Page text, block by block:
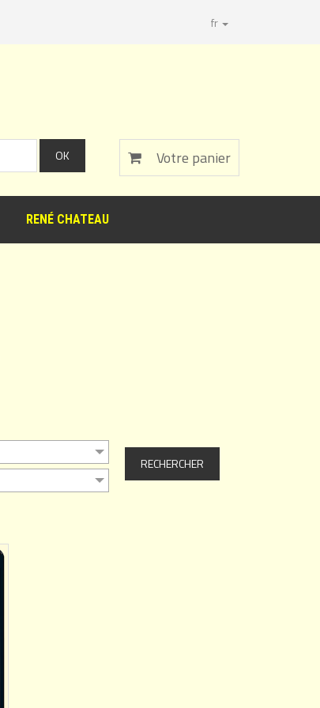
fr
Votre panier
RENÉ CHATEAU